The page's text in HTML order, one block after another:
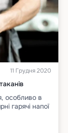
11 Грудня 2020
особливо в
гарячі напої